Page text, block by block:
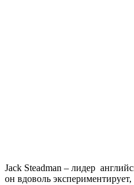
Jack Steadman – лидер
он вдоволь